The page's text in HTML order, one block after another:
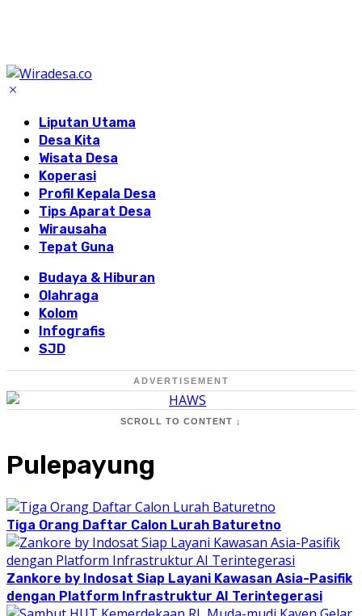
Liputan Utama
Desa Kita
Wisata Desa
Koperasi
Profil Kepala Desa
Tips Aparat Desa
Wirausaha
Tepat Guna
Budaya & Hiburan
Olahraga
Kolom
Infografis
SJD
ADVERTISEMENT
SCROLL TO CONTENT ↓
Pulepayung
Tiga Orang Daftar Calon Lurah Baturetno
Zankore by Indosat Siap Layani Kawasan Asia-Pasifik
dengan Platform Infrastruktur AI Terintegerasi